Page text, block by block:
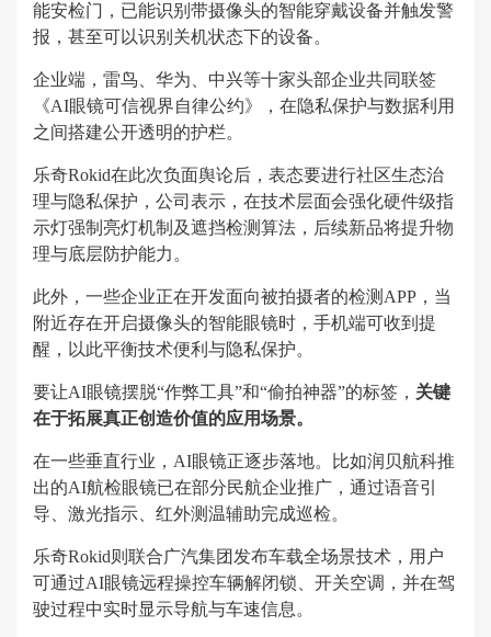
能安检门，已能识别带摄像头的智能穿戴设备并触发警
报，甚至可以识别关机状态下的设备。
企业端，雷鸟、华为、中兴等十家头部企业共同联签
《AI眼镜可信视界自律公约》，在隐私保护与数据利用
之间搭建公开透明的护栏。
乐奇Rokid在此次负面舆论后，表态要进行社区生态治
理与隐私保护，公司表示，在技术层面会强化硬件级指
示灯强制亮灯机制及遮挡检测算法，后续新品将提升物
理与底层防护能力。
此外，一些企业正在开发面向被拍摄者的检测APP，当
附近存在开启摄像头的智能眼镜时，手机端可收到提
醒，以此平衡技术便利与隐私保护。
要让AI眼镜摆脱“作弊工具”和“偷拍神器”的标签， 关键
在于拓展真正创造价值的应用场景。
在一些垂直行业，AI眼镜正逐步落地。比如润贝航科推
出的AI航检眼镜已在部分民航企业推广，通过语音引
导、激光指示、红外测温辅助完成巡检。
乐奇Rokid则联合广汽集团发布车载全场景技术，用户
可通过AI眼镜远程操控车辆解闭锁、开关空调，并在驾
驶过程中实时显示导航与车速信息。